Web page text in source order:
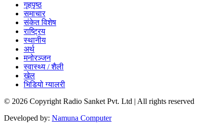
गृहपृष्ठ
समाचार
संकेत विशेष
राष्ट्रिय
स्थानीय
अर्थ
मनोरञ्जन
स्वास्थ्य / शैली
खेल
भिडियो ग्यालरी
© 2026 Copyright Radio Sanket Pvt. Ltd | All rights reserved
Developed by: Namuna Computer